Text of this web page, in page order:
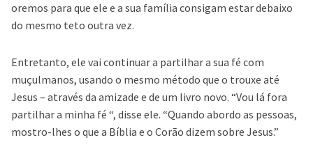
oremos para que ele e a sua família consigam estar debaixo
do mesmo teto outra vez.
Entretanto, ele vai continuar a partilhar a sua fé com
muçulmanos, usando o mesmo método que o trouxe até
Jesus – através da amizade e de um livro novo. “Vou lá fora
partilhar a minha fé “, disse ele. “Quando abordo as pessoas,
mostro-lhes o que a Bíblia e o Corão dizem sobre Jesus.”